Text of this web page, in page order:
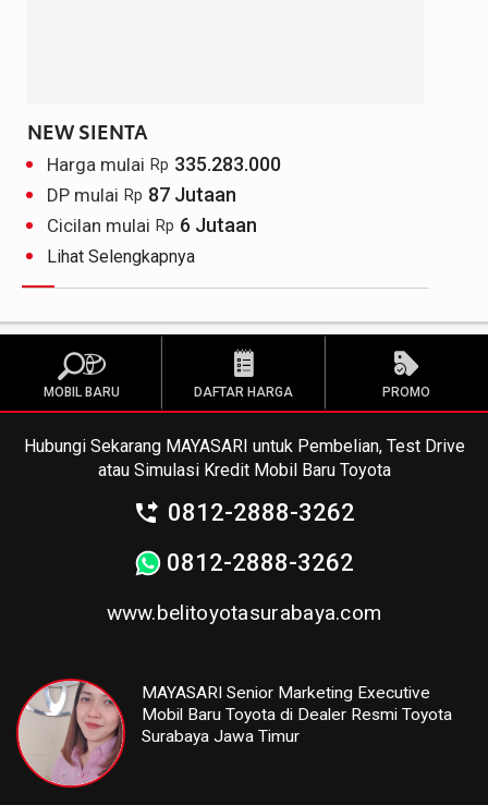
NEW SIENTA
Harga mulai Rp 335.283.000
DP mulai Rp 87 Jutaan
Cicilan mulai Rp 6 Jutaan
Lihat Selengkapnya
MOBIL BARU DAFTAR HARGA PROMO
Hubungi Sekarang MAYASARI untuk Pembelian, Test Drive
atau Simulasi Kredit Mobil Baru Toyota
0812-2888-3262
0812-2888-3262
www.belitoyotasurabaya.com
MAYASARI Senior Marketing Executive
Mobil Baru Toyota di Dealer Resmi Toyota
Surabaya Jawa Timur